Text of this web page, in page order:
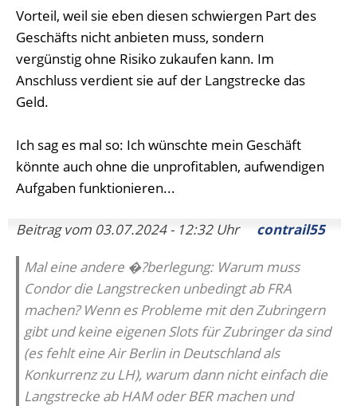
Vorteil, weil sie eben diesen schwiergen Part des
Geschäfts nicht anbieten muss, sondern
vergünstig ohne Risiko zukaufen kann. Im
Anschluss verdient sie auf der Langstrecke das
Geld.
Ich sag es mal so: Ich wünschte mein Geschäft
könnte auch ohne die unprofitablen, aufwendigen
Aufgaben funktionieren...
Beitrag vom 03.07.2024 - 12:32 Uhr contrail55
Mal eine andere �?berlegung: Warum muss
Condor die Langstrecken unbedingt ab FRA
machen? Wenn es Probleme mit den Zubringern
gibt und keine eigenen Slots für Zubringer da sind
(es fehlt eine Air Berlin in Deutschland als
Konkurrenz zu LH), warum dann nicht einfach die
Langstrecke ab HAM oder BER machen und